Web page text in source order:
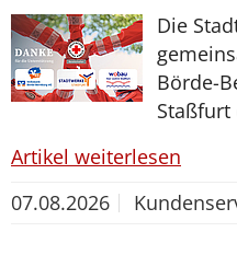
Die
Börde-
Artikel weiterlesen
07.08.2026